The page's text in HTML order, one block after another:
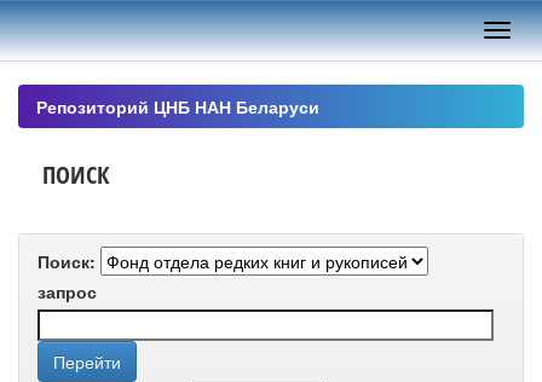
Skip
navigation
Репозиторий ЦНБ НАН Беларуси
ПОИСК
Поиск:
запрос